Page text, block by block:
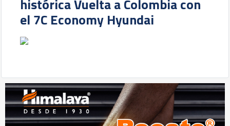
histórica Vuelta a Colombia con
el 7C Economy Hyundai